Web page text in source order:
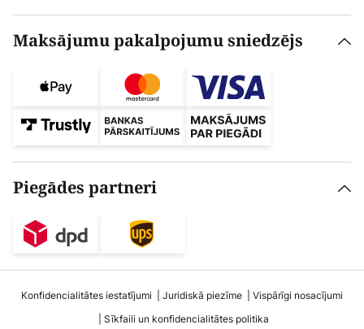
Maksājumu pakalpojumu sniedzējs
Piegādes partneri
Konfidencialitātes iestatījumi Juridiskā piezīme
Vispārīgi nosacījumi
Sīkfaili un konfidencialitātes politika